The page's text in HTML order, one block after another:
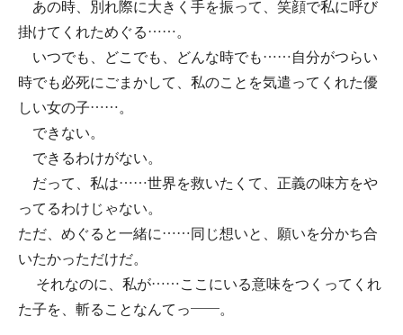
あの時、別れ際に大きく手を振って、笑顔で私に呼び
掛けてくれためぐる……。
いつでも、どこでも、どんな時でも……自分がつらい
時でも必死にごまかして、私のことを気遣ってくれた優
しい女の子……。
できない。
できるわけがない。
だって、私は……世界を救いたくて、正義の味方をや
ってるわけじゃない。
ただ、めぐると一緒に……同じ想いと、願いを分かち合
いたかっただけだ。
それなのに、私が……ここにいる意味をつくってくれ
た子を、斬ることなんてっ――。